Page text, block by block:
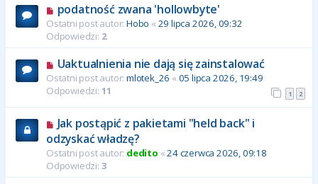
podatność zwana 'hollowbyte'
Ostatni post autor: Hobo « 29 lipca 2026, 09:32
Odpowiedzi: 2
Uaktualnienia nie dają się zainstalować
Ostatni post autor: mlotek_26 « 05 lipca 2026, 19:49
Odpowiedzi: 11 1 2
Jak postąpić z pakietami "held back" i
odzyskać władzę?
Ostatni post autor: dedito «24 czerwca 2026, 09:18
Odpowiedzi: 3